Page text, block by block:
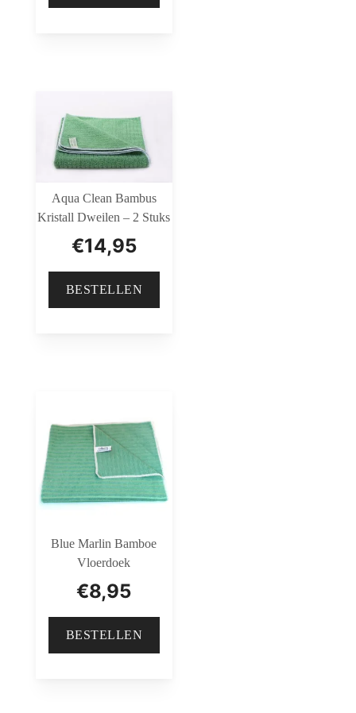
Aqua Clean Bambus
Kristall Dweilen – 2 Stuks
€14,95
BESTELLEN
Blue Marlin Bamboe
Vloerdoek
€8,95
BESTELLEN